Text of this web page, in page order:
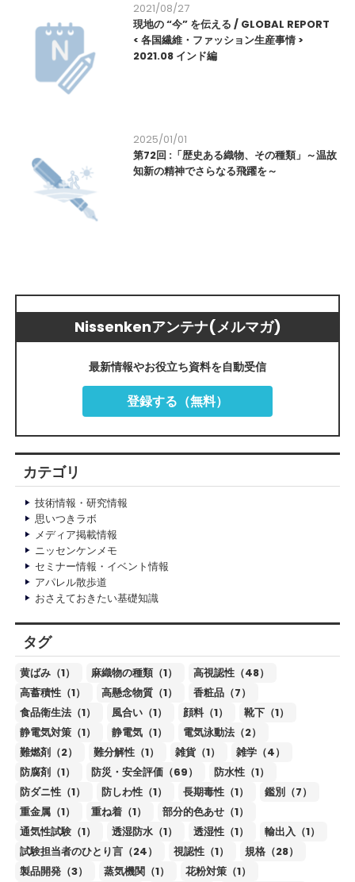
2021/08/27
現地の “今” を伝える / GLOBAL REPORT
< 各国繊維・ファッション生産事情 >
2021.08 インド編
2025/01/01
第72回 :「歴史ある織物、その種類」～温故
知新の精神でさらなる飛躍を～
Nissenkenアンテナ(メルマガ)
最新情報やお役立ち資料を自動受信
登録する（無料）
カテゴリ
技術情報・研究情報
思いつきラボ
メディア掲載情報
ニッセンケンメモ
セミナー情報・イベント情報
アパレル散歩道
おさえておきたい基礎知識
タグ
黄ばみ（1） 麻織物の種類（1）
高視認性（48）
高蓄積性（1）
高懸念物質（1）
香粧品（7）
食品衛生法（1）
風合い（1） 顔料（1）
靴下（1）
静電気対策（1）
静電気（1）
電気泳動法（2）
難燃剤（2）
難分解性（1） 雑貨（1）
雑学（4）
防腐剤（1）
防災・安全評価（69）
防水性（1）
防ダニ性（1）
防しわ性（1） 長期毒性（1）
鑑別（7）
重金属（1）
重ね着（1）
部分的色あせ（1）
通気性試験（1）
透湿防水（1） 透湿性（1）
輸出入（1）
試験担当者のひとり言（24）
視認性（1）
規格（28）
製品開発（3）
蒸気機関（1）
花粉対策（1）